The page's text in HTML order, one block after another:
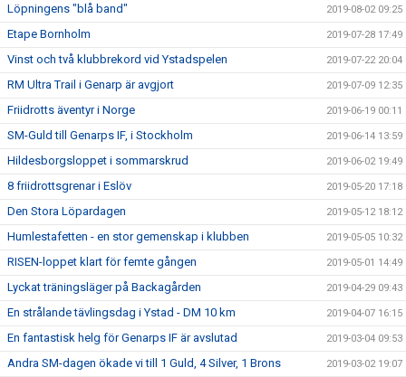
Löpningens "blå band" 2019-08-02 09:25
Etape Bornholm 2019-07-28 17:49
Vinst och två klubbrekord vid Ystadspelen 2019-07-22 20:04
RM Ultra Trail i Genarp är avgjort 2019-07-09 12:35
Friidrotts äventyr i Norge 2019-06-19 00:11
SM-Guld till Genarps IF, i Stockholm 2019-06-14 13:59
Hildesborgsloppet i sommarskrud 2019-06-02 19:49
8 friidrottsgrenar i Eslöv 2019-05-20 17:18
Den Stora Löpardagen 2019-05-12 18:12
Humlestafetten - en stor gemenskap i klubben 2019-05-05 10:32
RISEN-loppet klart för femte gången 2019-05-01 14:49
Lyckat träningsläger på Backagården 2019-04-29 09:43
En strålande tävlingsdag i Ystad - DM 10 km 2019-04-07 16:15
En fantastisk helg för Genarps IF är avslutad 2019-03-04 09:53
Andra SM-dagen ökade vi till 1 Guld, 4 Silver, 1 Brons 2019-03-02 19:07